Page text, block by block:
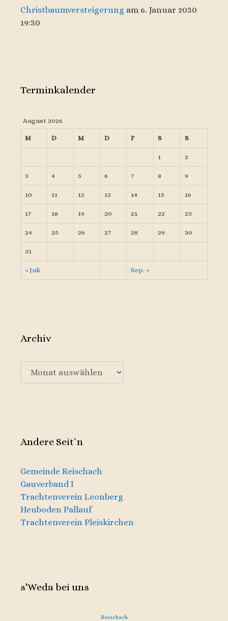
Christbaumversteigerung am 6. Januar 2030
19:30
Terminkalender
August 2026
M D M D F S S
1 2
3 4 5 6 7 8 9
10 11 12 13 14 15 16
17 18 19 20 21 22 23
24 25 26 27 28 29 30
31
« Juli Sep. »
Archiv
Andere Seit`n
Gemeinde Reischach
Gauverband I
Trachtenverein Leonberg
Heuboden Pallauf
Trachtenverein Pleiskirchen
s'Weda bei uns
Reischach